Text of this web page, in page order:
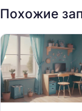
Похожие